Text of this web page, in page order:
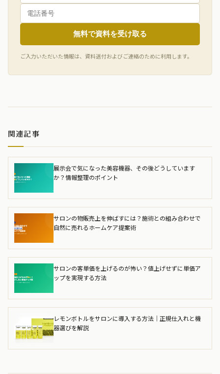
無料で資料を受け取る
ご入力いただいた情報は、資料送付およびご連絡のために利用します。
関連記事
展示会で気になった美容機器、その後どうしています
か？情報整理のポイント
サロンの物販売上を伸ばすには？施術との組み合わせで
自然に売れるホームケア提案術
サロンの客単価を上げるのが怖い？値上げせずに単価ア
ップを実現する方法
レモンボトルをサロンに導入する方法｜正規仕入れと機
器選びを解説